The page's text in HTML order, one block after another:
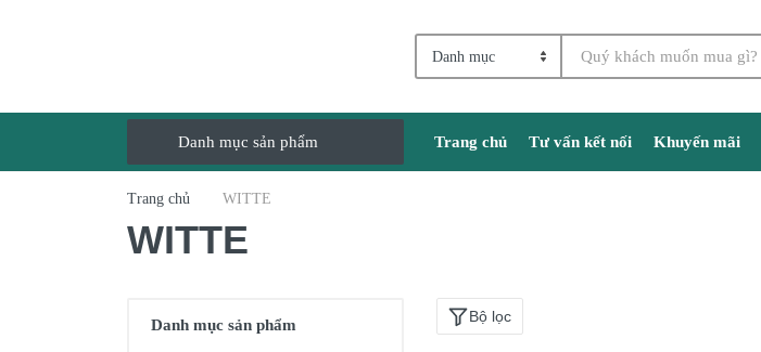
Giao Hàng Miễn Phí
Công Cụ, Dụng Cụ
Danh mục sản phẩm Trang chủ Tư vấn kết nối Khuyến mãi
Trang chủ WITTE
WITTE
Danh mục sản phẩm
Bộ lọc